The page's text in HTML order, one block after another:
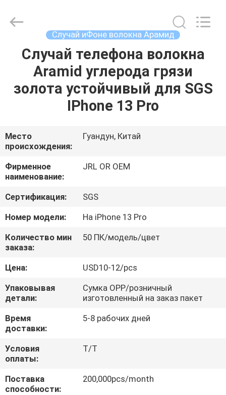
ДОМ
ТОВАРЫ
VR-
ШОУ
О
НАС
КОНТРОЛЬ
КАЧЕСТВА
СВЯЖИТЕСЬ
С
НАМИ
НОВОСТИ
Technology
Reserved.
Случай иФоне волокна Арамид
Случай телефона волокна
Aramid углерода грязи
золота устойчивый для SGS
IPhone 13 Pro
Место
происхождения:
Гуандун, Китай
Фирменное
наименование:
JRL OR OEM
Сертификация:
SGS
Номер модели:
На iPhone 13 Pro
Количество мин
заказа:
50 ПК/модель/цвет
Цена:
USD10-12/pcs
Упаковывая
детали:
Сумка OPP/розничный
изготовленный на заказ пакет
Время
доставки:
5-8 рабочих дней
Условия
оплаты:
T/T
Поставка
способности:
200,000pcs/month